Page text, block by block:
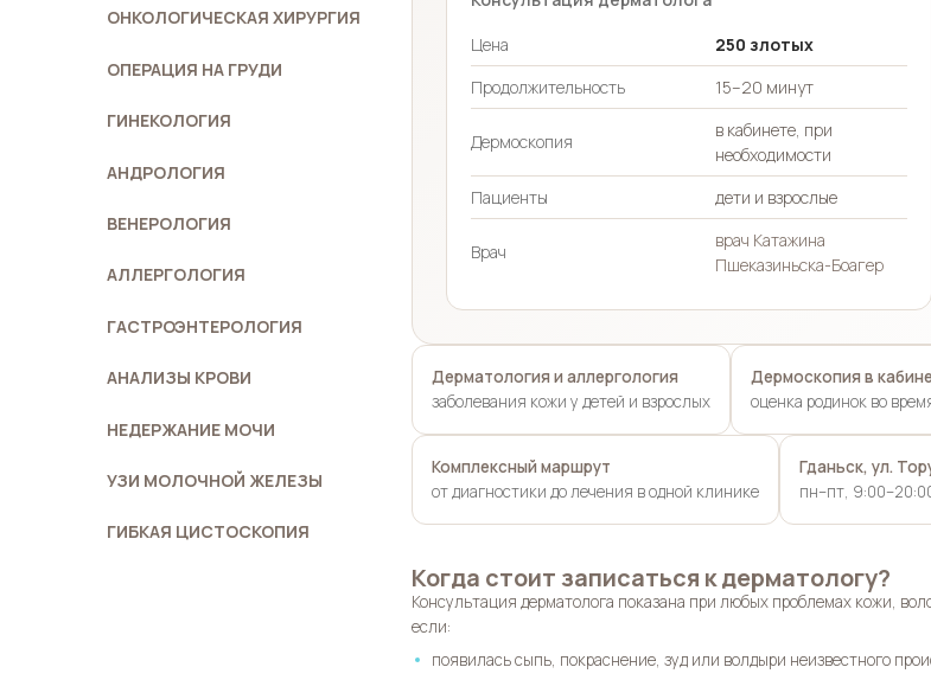
ОНКОЛОГИЧЕСКАЯ ХИРУРГИЯ
ОПЕРАЦИЯ НА ГРУДИ
ГИНЕКОЛОГИЯ
АНДРОЛОГИЯ
ВЕНЕРОЛОГИЯ
АЛЛЕРГОЛОГИЯ
ГАСТРОЭНТЕРОЛОГИЯ
АНАЛИЗЫ КРОВИ
НЕДЕРЖАНИЕ МОЧИ
УЗИ МОЛОЧНОЙ ЖЕЛЕЗЫ
ГИБКАЯ ЦИСТОСКОПИЯ
Цена
250 злотых
Продолжительность
15–20 минут
Дермоскопия
в кабинете, при
необходимости
Пациенты
дети и взрослые
Врач
врач Катажина
Пшеказиньска-Боагер
Дерматология и аллергология
заболевания кожи у детей и взрослых
Дермоскопия в
оценка родинок во
Комплексный маршрут
от диагностики до лечения в одной клинике
Гданьск, ул.
пн–пт,
Когда стоит записаться к дерматологу?
Консультация дерматолога показана при любых проблемах кожи,
если:
появилась сыпь, покраснение, зуд или волдыри неизвестного